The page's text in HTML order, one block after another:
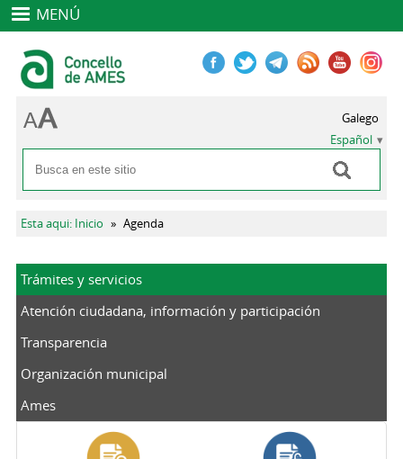
MENÚ
Formulario de búsqueda
Buscar
Galego
Español
Se encuentra usted aquí
Esta aqui: Inicio » Agenda
Trámites y servicios
Atención ciudadana, información y participación
Transparencia
Organización municipal
Ames